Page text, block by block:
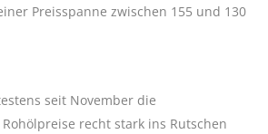
Preisspanne zwischen 155 und 130
seit November die
recht stark ins Rutschen